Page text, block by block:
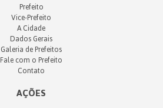
Prefeito
Vice-Prefeito
A Cidade
Dados Gerais
Galeria de Prefeitos
Fale com o Prefeito
Contato
AÇÕES